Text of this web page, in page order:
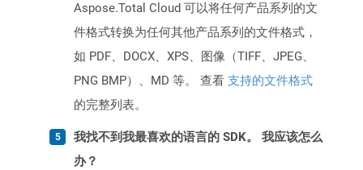
Aspose.Total Cloud 可以将任何产品系列的文
件格式转换为任何其他产品系列的文件格式，
如 PDF、DOCX、XPS、图像（TIFF、JPEG、
PNG BMP）、MD 等。 查看 支持的文件格式
的完整列表。
我找不到我最喜欢的语言的 SDK。 我应该怎么
办？